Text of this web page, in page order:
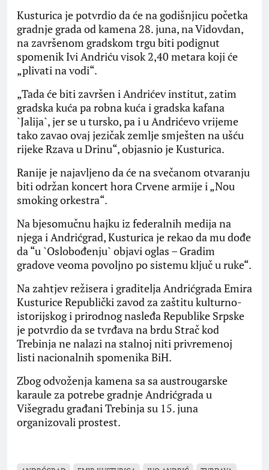
Kusturica je potvrdio da će na godišnjicu početka
gradnje grada od kamena 28. juna, na Vidovdan,
na završenom gradskom trgu biti podignut
spomenik Ivi Andriću visok 2,40 metara koji će
„plivati na vodi“.
„Tada će biti završen i Andrićev institut, zatim
gradska kuća pa robna kuća i gradska kafana
`Jalija`, jer se u tursko, pa i u Andrićevo vrijeme
tako zavao ovaj jezičak zemlje smješten na ušću
rijeke Rzava u Drinu“, objasnio je Kusturica.
Ranije je najavljeno da će na svečanom otvaranju
biti održan koncert hora Crvene armije i „Nou
smoking orkestra“.
Na bjesomučnu hajku iz federalnih medija na
njega i Andrićgrad, Kusturica je rekao da mu dođe
da “u `Oslobođenju` objavi oglas – Gradim
gradove veoma povoljno po sistemu ključ u ruke“.
Na zahtjev režisera i graditelja Andrićgrada Emira
Kusturice Republički zavod za zaštitu kulturno-
istorijskog i prirodnog nasleđa Republike Srpske
je potvrdio da se tvrđava na brdu Strač kod
Trebinja ne nalazi na stalnoj niti privremenoj
listi nacionalnih spomenika BiH.
Zbog odvoženja kamena sa sa austrougarske
karaule za potrebe gradnje Andrićgrada u
Višegradu građani Trebinja su 15. juna
organizovali prostest.